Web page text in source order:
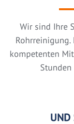
Wir sind Ihre
kompetenten
UND